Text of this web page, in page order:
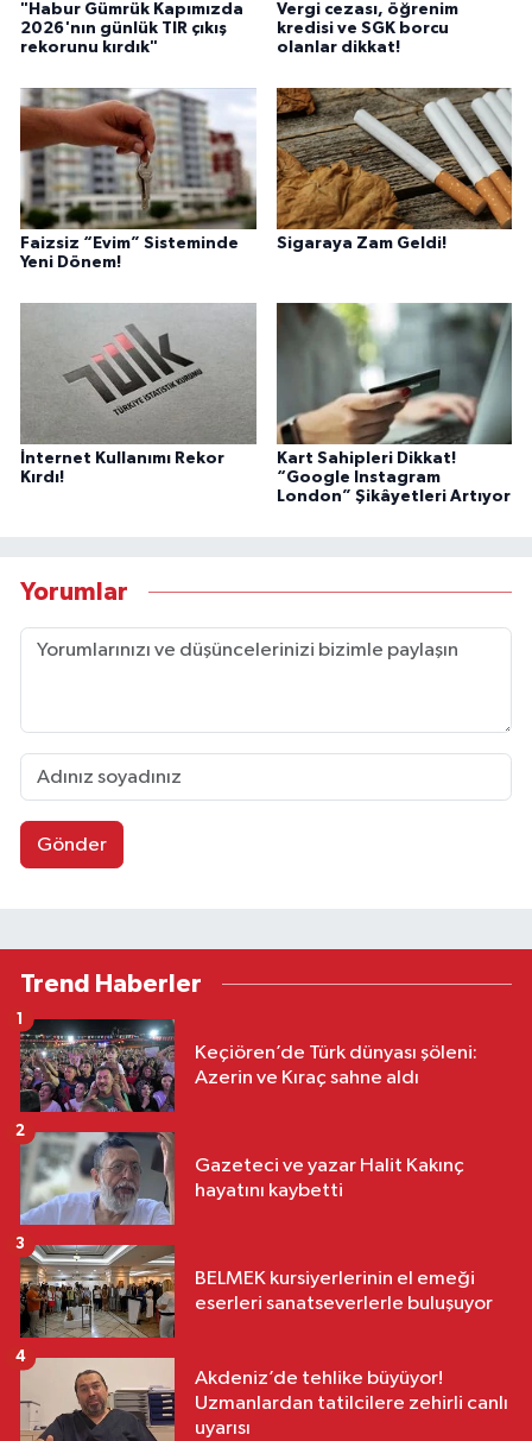
"Habur Gümrük Kapımızda
2026'nın günlük TIR çıkış
rekorunu kırdık"
Vergi cezası, öğrenim
kredisi ve SGK borcu
olanlar dikkat!
Faizsiz “Evim” Sisteminde
Yeni Dönem!
Sigaraya Zam Geldi!
İnternet Kullanımı Rekor
Kırdı!
Kart Sahipleri Dikkat!
“Google Instagram
London” Şikâyetleri Artıyor
Yorumlar
Gönder
Trend Haberler
Keçiören’de Türk dünyası şöleni:
Azerin ve Kıraç sahne aldı
1
Gazeteci ve yazar Halit Kakınç
hayatını kaybetti
2
BELMEK kursiyerlerinin el emeği
eserleri sanatseverlerle buluşuyor
3
Akdeniz’de tehlike büyüyor!
Uzmanlardan tatilcilere zehirli canlı
uyarısı
4